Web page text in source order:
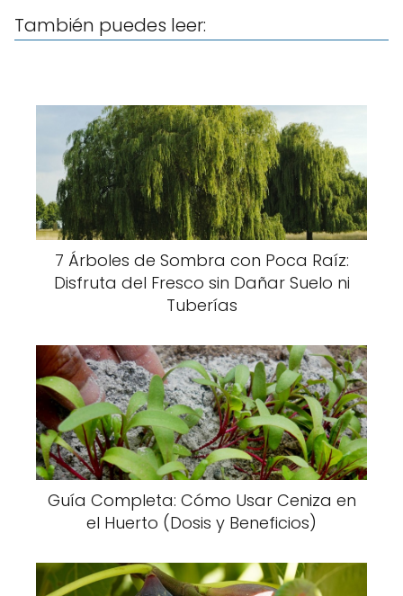
También puedes leer:
7 Árboles de Sombra con Poca Raíz:
Disfruta del Fresco sin Dañar Suelo ni
Tuberías
Guía Completa: Cómo Usar Ceniza en
el Huerto (Dosis y Beneficios)